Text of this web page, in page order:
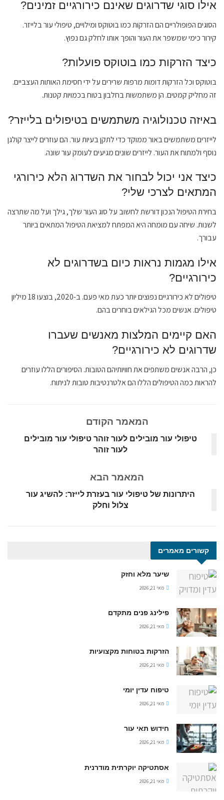
אילו סוגי שדרוגים שאינם כירורגיים זמינים?
הסוגים הפופולריים הם הזרקות כמו בוטוקס ומילויים, טיפולי עור בלייזר.
קירור כימי שמשפר את העור והופך אותו לחלק גם נפוץ.
כיצד הזרקות כמו בוטוקס פועלות?
בוטוקס וכל הזרקות דומות מרפות שרירים על ידי חסימת האותות העצביים.
זה מחליק קמטים. הן משתמשות בחלבון בטוח בכמויות קטנות.
באיזה טכנולוגיה משתמשים בטיפולים בלייזר?
לייזרים משתמשים באור ממוקד כדי לתקן בעיות עור. הם עוזרים לייצר קולגן
נוסף ולמתוח את העור. לייזרים שונים מגיעים לעומק עור שונה.
כיצד אני יכול לבחור את השדרוג הלא כירורגי
המתאים לצרכי שלי?
בחירת הטיפול הנכון דורשת לחשוב על סוג העור שלך, גילך ועל מה שתרצה
לשנות. שיחה עם מומחה היא המפתח למציאת הטיפול המתאים ביותר
עבורך.
אילו מגמות נראות כיום בשדרוגים לא
כירורגיים?
טיפולים לא כירורגיים נפוצים יותר כעת מאי פעם. ב-2020, בוצעו 18 מיליון
טיפולים. אנשים מכל הגילאים בוחרים בהם.
האם קיימים המלצות מאנשים שעברו
שדרוגים לא כירורגיים?
כן, הרבה אנשים משתפים את חוויותיהם הטובות. הסיפורים הללו עוזרים
להראות כמה הטיפולים הללו הם אלטרנטיבות טובות לניתוח.
המאמר הקודם
טיפולי עור מובילים לעור זוהר טיפולי עור מובילים
לעור זוהר
המאמר הבא
היתרונות של טיפולי עור בעזרת לייזר: להשיג עור
צלול וחלק
קשורים מאמרים
שיער מלא וחזק
מאי 21, 2026
פילינג פנים מתקדם
מאי 21, 2026
הזרקות בטוחות מקצועיות
מאי 21, 2026
טיפוח עדין יומי
מאי 21, 2026
חידוש תאי עור
מאי 21, 2026
אסתטיקה יוקרתית מודרנית
מאי 21, 2026